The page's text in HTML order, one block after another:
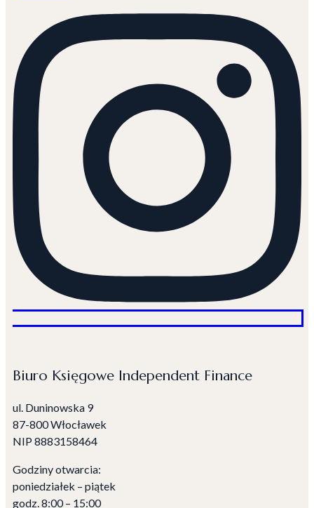
Biuro Księgowe Independent Finance
ul. Duninowska 9
87-800 Włocławek
NIP8883158464
Godziny otwarcia:
poniedziałek – piątek
godz. 8:00 – 15:00